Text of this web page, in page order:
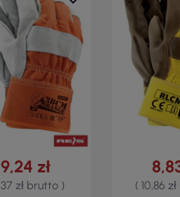
9,24 zł
zł brutto ) ( 10,86